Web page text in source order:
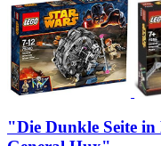
"Die Dunkle Seite